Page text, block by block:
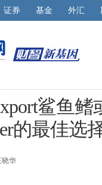
证券 基金 外汇
鲨鱼鳍
的最佳选
华